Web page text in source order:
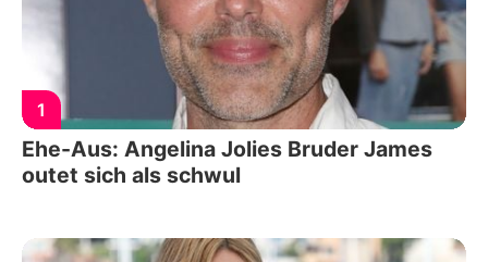
1
Ehe-Aus: Angelina Jolies Bruder James
outet sich als schwul